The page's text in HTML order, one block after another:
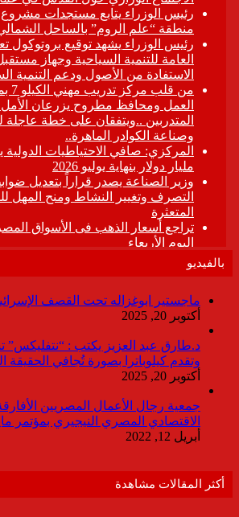
بالفيديو
ماجستير ابوغزاله تحت القصف
أكتوبر 20, 2025
د.طارق عبد العزيز يكتب : “نتفليكس”
وتقدم كيلوباترا بصورة تُجافي الحقيقة
أكتوبر 20, 2025
جمعية رجال الأعمال المصريين
الاقتصادي المصري النيجيري بمؤتمر
أبريل 12, 2022
أكثر المقالات مشاهدة